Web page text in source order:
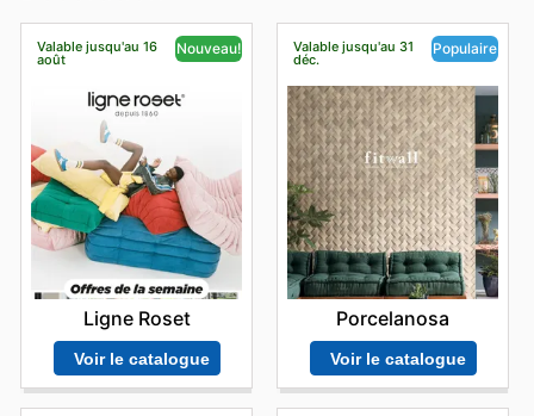
Valable jusqu'au 16
août
Nouveau!
Ligne Roset
Voir le catalogue
Valable jusqu'au 31
déc.
Populaire
Porcelanosa
Voir le catalogue